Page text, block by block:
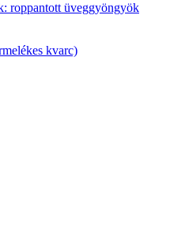
roppantott üveggyöngyök
kvarc)